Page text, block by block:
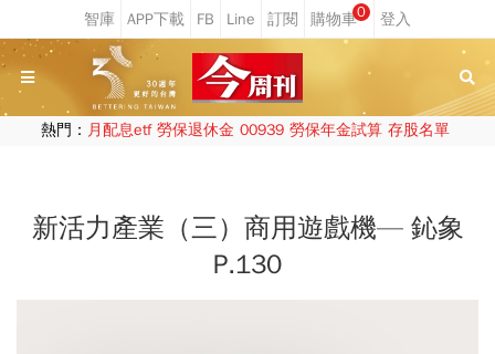
0
熱門： 月配息etf 勞保退休金 00939 勞保年金試算 存股名單
新活力產業（三）商用遊戲機— 鈊象
P.130